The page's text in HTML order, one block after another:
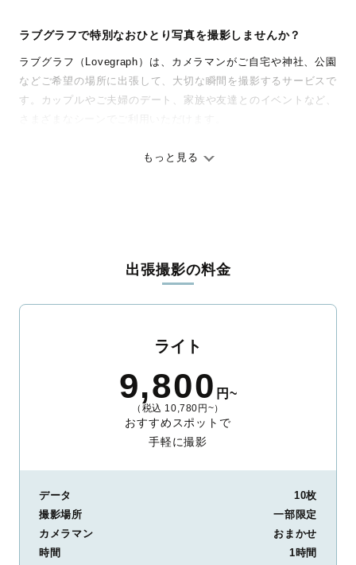
ラブグラフで特別なおひとり写真を撮影しませんか？
ラブグラフ（Lovegraph）は、カメラマンがご自宅や神社、公園
などご希望の場所に出張して、大切な瞬間を撮影するサービスで
す。カップルやご夫婦のデート、家族や友達とのイベントなど、
ありのままの空気感を大切に、何十年経っても見返したくなるよ
ィを身につけたプロのカメラマンが全国47都道府県に在籍してい
ます。創業10年のノウハウを活かし、思い出に残る素敵な撮影体
験をお届けします。
整。自然な雰囲気を残しつつも、おしゃれで洗練された仕上がり
に。きっと「こんな写真を撮ってほしかった！」と思える一枚に
出会えます。まずは、ラブグラフの撮影事例
もっと見る
出張撮影の料金
ライト
9,800 円~
（税込 10,780円~）
おすすめスポットで
手軽に撮影
データ
10枚
撮影場所
一部限定
カメラマン
おまかせ
時間
1時間